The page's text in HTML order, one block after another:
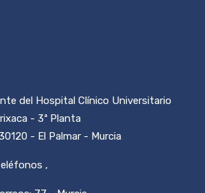
del Hospital Clínico Universitario
- 3ª Planta
- El Palmar - Murcia
,